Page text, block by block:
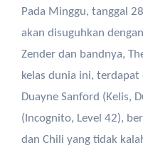
Pada Minggu, tanggal
akan disuguhkan
Zender dan bandnya,
kelas dunia ini,
Duayne Sanford (Kelis,
(Incognito, Level 42),
dan Chili yang tidak